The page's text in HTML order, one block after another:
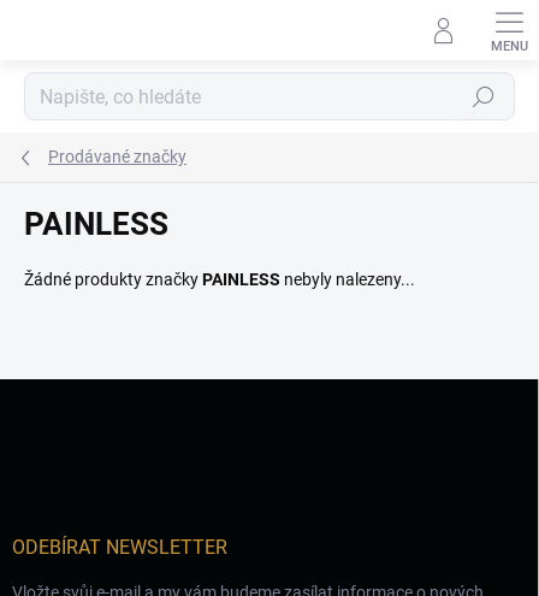
Hledat
Prodávané značky
PAINLESS
Žádné produkty značkyPAINLESS nebyly nalezeny...
ODEBÍRAT NEWSLETTER